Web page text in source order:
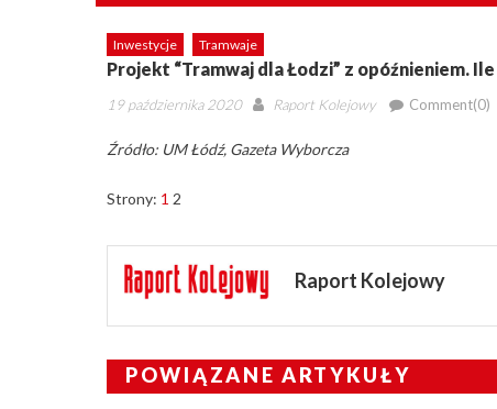
Inwestycje Tramwaje
Projekt “Tramwaj dla Łodzi” z opóźnieniem.
Posted
19 października 2020 Author
Raport Kolejowy Comment(0)
Źródło: UM Łódź, Gazeta Wyborcza
Strony: 1 2
Raport Kolejowy
POWIĄZANE ARTYKUŁY